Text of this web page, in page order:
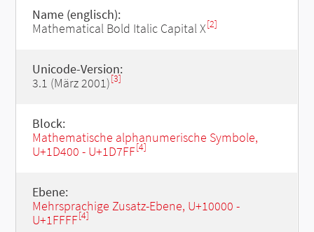
Name (englisch):
Mathematical Bold Italic Capital X[2]
Unicode-Version:
3.1 (März 2001)[3]
Block:
Mathematische alphanumerische Symbole,
U+1D400 - U+1D7FF[4]
Ebene:
Mehrsprachige Zusatz-Ebene, U+10000 -
U+1FFFF[4]